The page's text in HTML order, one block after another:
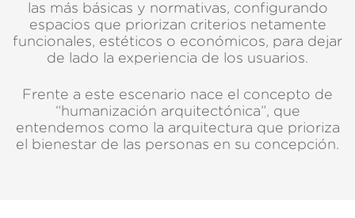
las más básicas y normativas, configurando
espacios que priorizan criterios netamente
funcionales, estéticos o económicos, para dejar
de lado la experiencia de los usuarios.
Frente a este escenario nace el concepto de
“humanización arquitectónica”, que
entendemos como la arquitectura que prioriza
el bienestar de las personas en su concepción.